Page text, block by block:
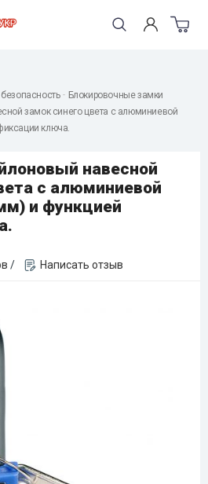
Блокировочные замки
замок синего цвета с алюминиевой
ключа.
навесной
с алюминиевой
и функцией
/ Написать отзыв